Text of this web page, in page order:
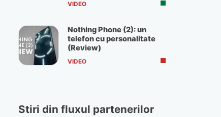
VIDEO
Nothing Phone (2): un
telefon cu personalitate
(Review)
VIDEO
Stiri din fluxul partenerilor